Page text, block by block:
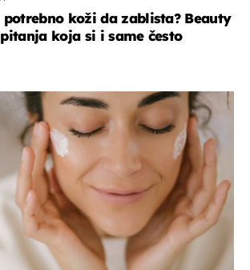
koži da zablista? Beauty
koja si i same često